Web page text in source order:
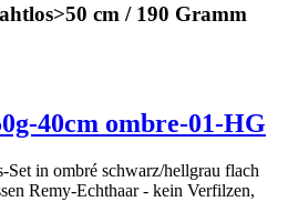
cm / 190 Gramm
40cm ombre-01-HG
in ombré schwarz/hellgrau flach
Remy-Echthaar - kein Verfilzen,